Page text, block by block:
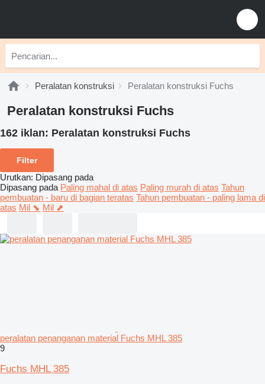
Peralatan konstruksi Peralatan konstruksi Fuchs
Peralatan konstruksi Fuchs
162 iklan: Peralatan konstruksi Fuchs
Filter
Urutkan: Dipasang pada
Dipasang pada Paling mahal di atas Paling murah di atas Tahun
pembuatan - baru di bagian teratas Tahun pembuatan - paling lama di
atas Mil ⬊ Mil ⬈
peralatan penanganan material Fuchs MHL 385
9
Fuchs MHL 385